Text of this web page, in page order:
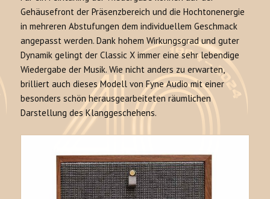
Gehäusefront der Präsenzbereich und die Hochtonenergie
in mehreren Abstufungen dem individuellem Geschmack
angepasst werden. Dank hohem Wirkungsgrad und guter
Dynamik gelingt der Classic X immer eine sehr lebendige
Wiedergabe der Musik. Wie nicht anders zu erwarten,
brilliert auch dieses Modell von Fyne Audio mit einer
besonders schön herausgearbeiteten räumlichen
Darstellung des Klanggeschehens.